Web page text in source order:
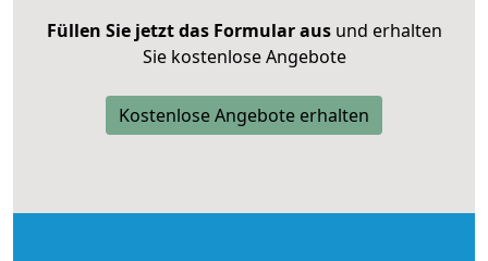
Füllen Sie jetzt das Formular ausund erhalten
Sie kostenlose Angebote
Kostenlose Angebote erhalten